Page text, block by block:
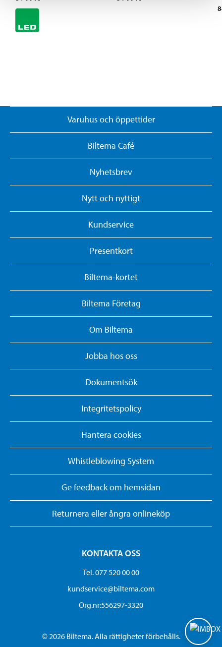
Varuhus och öppettider
Biltema Café
Nyhetsbrev
Nytt och nyttigt
Kundservice
Presentkort
Biltema-kortet
Biltema Företag
Om Biltema
Jobba hos oss
Dokumentsök
Integritetspolicy
Hantera cookies
Whistleblowing System
Ge feedback om hemsidan
Returnera eller ångra onlineköp
KONTAKTA OSS
Tel. 077 520 00 00
kundservice@biltema.com
Org.nr:556297-3320
© 2026 Biltema. Alla rättigheter förbehålls.